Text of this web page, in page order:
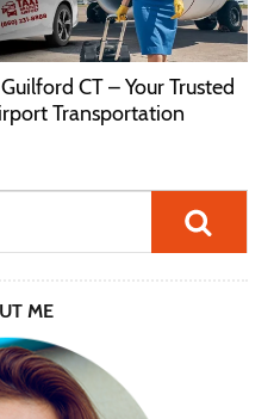
CT – Your Trusted
Transportation
ME